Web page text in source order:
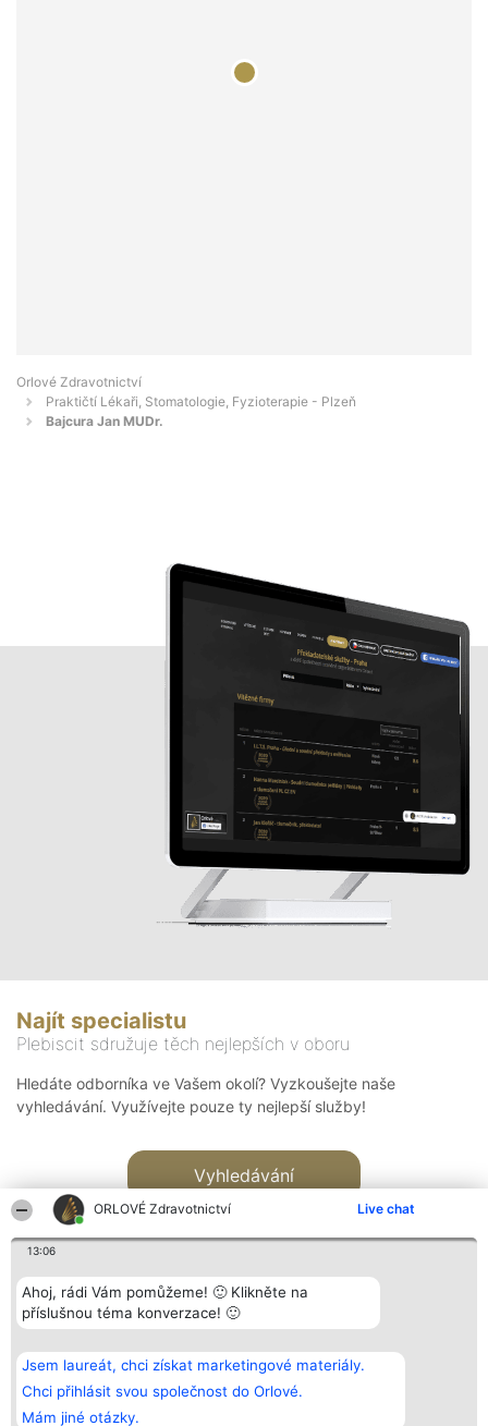
ORLOVÉ Zdravotnictví Live chat
13:06
Ahoj, rádi Vám pomůžeme! 🙂 Klikněte na
příslušnou téma konverzace! 🙂
Jsem laureát, chci získat marketingové materiály.
Chci přihlásit svou společnost do Orlové.
Mám jiné otázky.
Orlové Zdravotnictví
Praktičtí Lékaři, Stomatologie, Fyzioterapie - Plzeň
Bajcura Jan MUDr.
Najít specialistu
Plebiscit sdružuje těch nejlepších v oboru
Hledáte odborníka ve Vašem okolí? Vyzkoušejte naše
vyhledávání. Využívejte pouze ty nejlepší služby!
Vyhledávání
Bright Side Solutions sp. z o.
o. sp. k.
ul. Ruska 22
Wrocław 50-079
KRS 0000749100 | Regon
Vítězové
Seznam všech
laureátů
Zásady
Kontakt